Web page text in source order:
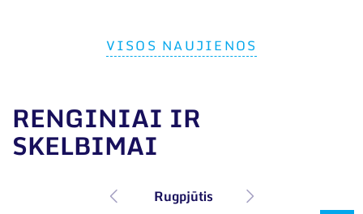
VISOS NAUJIENOS
RENGINIAI IR
SKELBIMAI
Rugpjūtis